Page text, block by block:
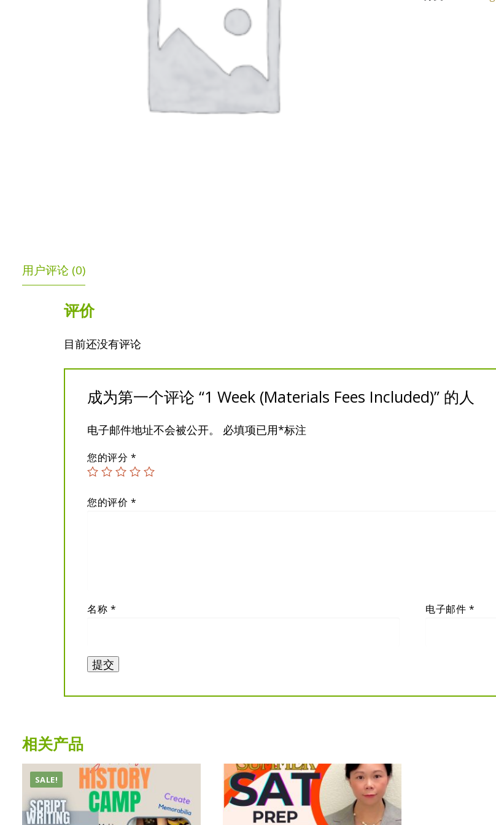
用户评论 (0)
评价
目前还没有评论
成为第一个评论 “1 Week (Materials Fees Included)” 的人
电子邮件地址不会被公开。 必填项已用*标注
您的评分 *
您的评价 *
名称 * 电子邮件 *
相关产品
SALE!